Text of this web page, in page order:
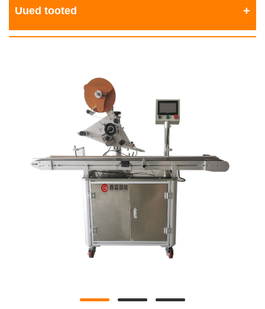
Uued tooted